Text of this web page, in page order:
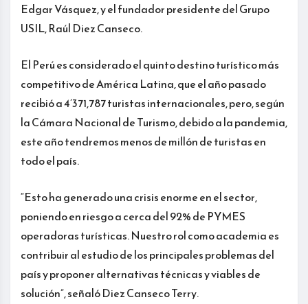
Edgar Vásquez, y el fundador presidente del Grupo
USIL, Raúl Diez Canseco.
El Perú es considerado el quinto destino turístico más
competitivo de América Latina, que el año pasado
recibió a 4’371,787 turistas internacionales, pero, según
la Cámara Nacional de Turismo, debido a la pandemia,
este año tendremos menos de millón de turistas en
todo el país.
“Esto ha generado una crisis enorme en el sector,
poniendo en riesgo a cerca del 92% de PYMES
operadoras turísticas. Nuestro rol como academia es
contribuir al estudio de los principales problemas del
país y proponer alternativas técnicas y viables de
solución”, señaló Diez Canseco Terry.